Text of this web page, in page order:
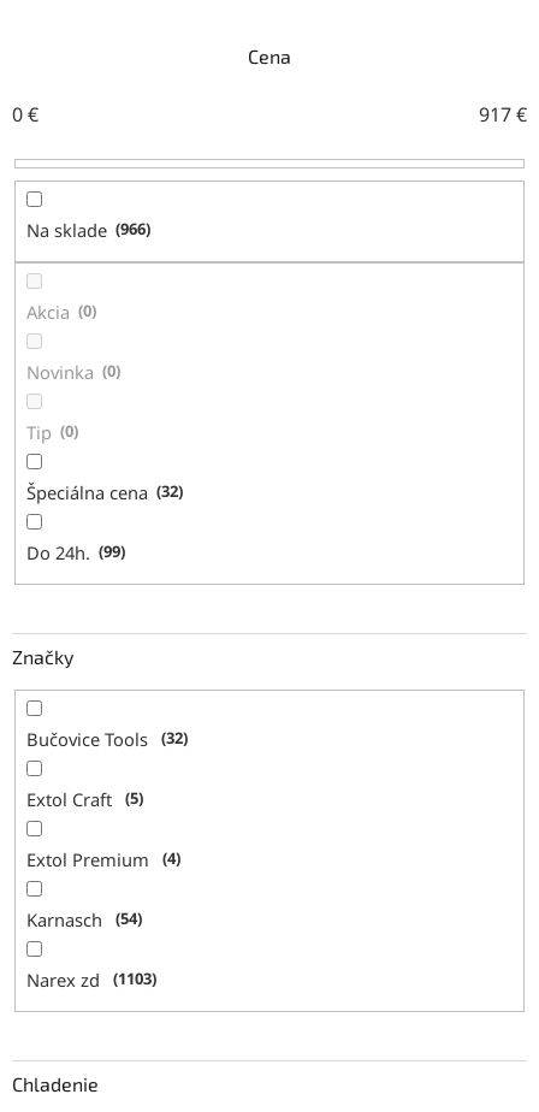
e
r
o
k
Cena
0€ 917€
Na sklade 966
Akcia 0
Novinka 0
Tip 0
Špeciálna cena 32
Do 24h. 99
Značky
Bučovice Tools 32
Extol Craft 5
Extol Premium 4
Karnasch 54
Narex zd 1103
Chladenie